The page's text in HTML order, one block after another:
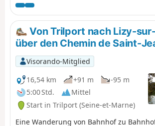
und Jaignes mit ihrem Polierstein vorbei.
geht es entlang des Ru de Rutel,
Wäldern und Obstgärten hinauf, bevor
Bois départemental de la Barre und
Entdeckungspfad hinuntersteigt.
Von Trilport nach Lizy-
über den Chemin de Saint-
Visorando-Mitglied
16,54 km
+91 m
-95 m
5:00 Std.
Mittel
Start in Trilport (Seine-et-Marne)
Eine Wanderung von Bahnhof zu